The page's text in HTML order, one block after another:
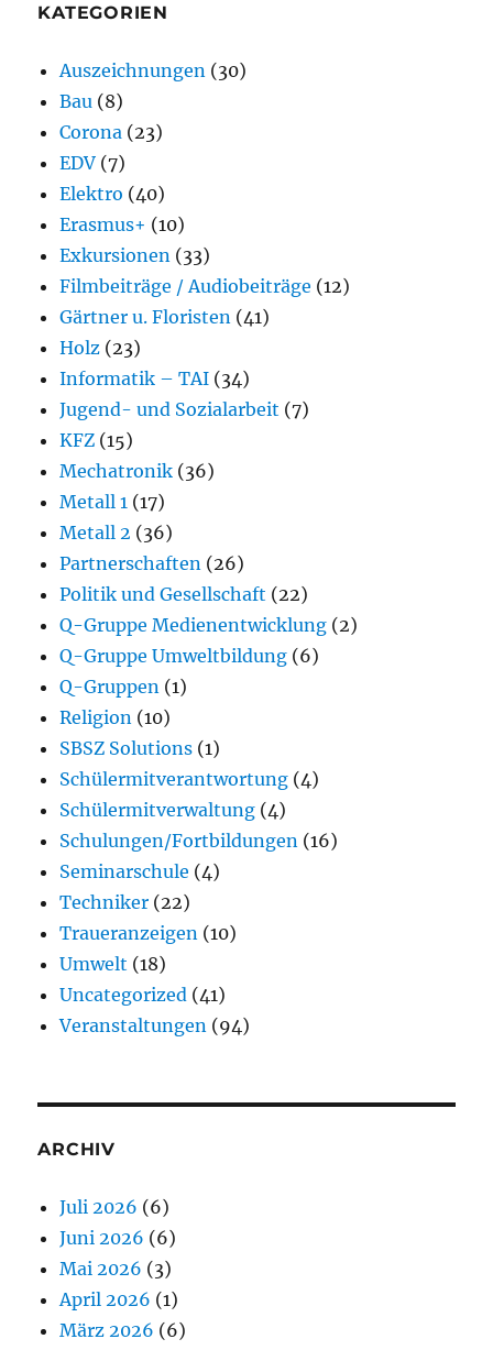
KATEGORIEN
Auszeichnungen (30)
Bau (8)
Corona (23)
EDV (7)
Elektro (40)
Erasmus+ (10)
Exkursionen (33)
Filmbeiträge / Audiobeiträge (12)
Gärtner u. Floristen (41)
Holz (23)
Informatik – TAI (34)
Jugend- und Sozialarbeit (7)
KFZ (15)
Mechatronik (36)
Metall 1 (17)
Metall 2 (36)
Partnerschaften (26)
Politik und Gesellschaft (22)
Q-Gruppe Medienentwicklung (2)
Q-Gruppe Umweltbildung (6)
Q-Gruppen (1)
Religion (10)
SBSZ Solutions (1)
Schülermitverantwortung (4)
Schülermitverwaltung (4)
Schulungen/Fortbildungen (16)
Seminarschule (4)
Techniker (22)
Traueranzeigen (10)
Umwelt (18)
Uncategorized (41)
Veranstaltungen (94)
ARCHIV
Juli 2026 (6)
Juni 2026 (6)
Mai 2026 (3)
April 2026 (1)
März 2026 (6)